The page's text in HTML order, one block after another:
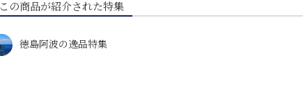
この商品が紹介された特集
徳島阿波の逸品特集